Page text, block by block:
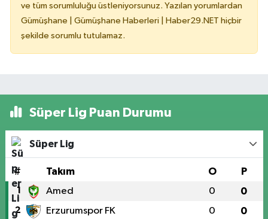
ve tüm sorumluluğu üstleniyorsunuz. Yazılan yorumlardan
Gümüşhane | Gümüşhane Haberleri | Haber29.NET hiçbir
şekilde sorumlu tutulamaz.
Süper Lig Puan Durumu
Süper Lig
# Takım O P
1 Amed 0 0
2 Erzurumspor FK 0 0